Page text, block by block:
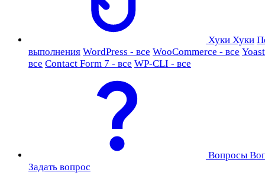
Хуки Хуки
выполнения WordPress - все WooCommerce - все
все Contact Form 7 - все WP-CLI - все
Вопросы
Задать вопрос